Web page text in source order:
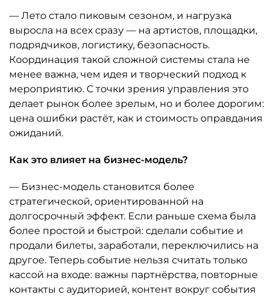
— Лето стало пиковым сезоном, и нагрузка
выросла на всех сразу — на артистов, площадки,
подрядчиков, логистику, безопасность.
Координация такой сложной системы стала не
менее важна, чем идея и творческий подход к
мероприятию. С точки зрения управления это
делает рынок более зрелым, но и более дорогим:
цена ошибки растёт, как и стоимость оправдания
ожиданий.
Как это влияет на бизнес-модель?
— Бизнес-модель становится более
стратегической, ориентированной на
долгосрочный эффект. Если раньше схема была
более простой и быстрой: сделали событие и
продали билеты, заработали, переключились на
другое. Теперь событие нельзя считать только
кассой на входе: важны партнёрства, повторные
контакты с аудиторией, контент вокруг события